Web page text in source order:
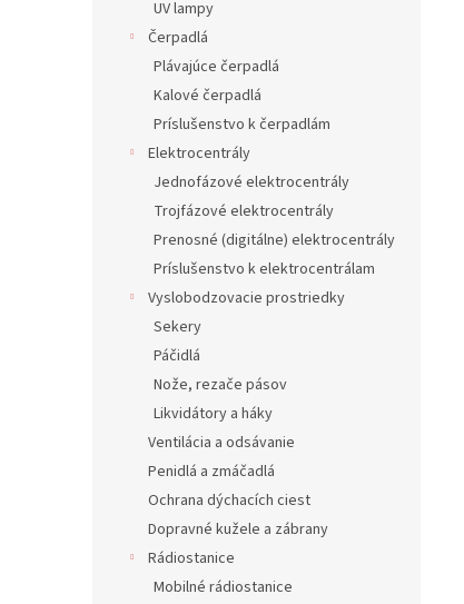
UV lampy
Čerpadlá
Plávajúce čerpadlá
Kalové čerpadlá
Príslušenstvo k čerpadlám
Elektrocentrály
Jednofázové elektrocentrály
Trojfázové elektrocentrály
Prenosné (digitálne) elektrocentrály
Príslušenstvo k elektrocentrálam
Vyslobodzovacie prostriedky
Sekery
Páčidlá
Nože, rezače pásov
Likvidátory a háky
Ventilácia a odsávanie
Penidlá a zmáčadlá
Ochrana dýchacích ciest
Dopravné kužele a zábrany
Rádiostanice
Mobilné rádiostanice